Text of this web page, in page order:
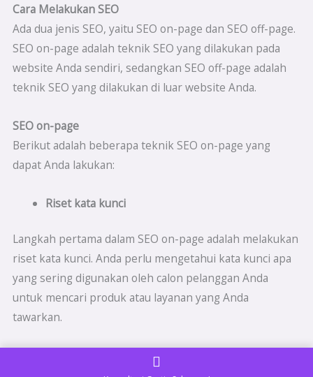
Cara Melakukan SEO
Ada dua jenis SEO, yaitu SEO on-page dan SEO off-page.
SEO on-page adalah teknik SEO yang dilakukan pada
website Anda sendiri, sedangkan SEO off-page adalah
teknik SEO yang dilakukan di luar website Anda.
SEO on-page
Berikut adalah beberapa teknik SEO on-page yang
dapat Anda lakukan:
Riset kata kunci
Langkah pertama dalam SEO on-page adalah melakukan
riset kata kunci. Anda perlu mengetahui kata kunci apa
yang sering digunakan oleh calon pelanggan Anda
untuk mencari produk atau layanan yang Anda
tawarkan.
Optimisasi judul dan deskripsi halaman